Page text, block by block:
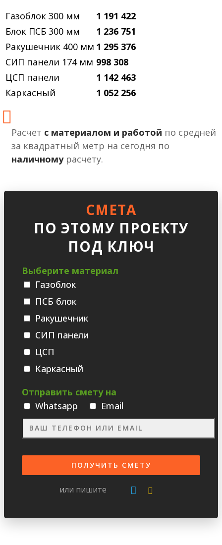
Газоблок 300 мм
1 191 422
Блок ПСБ 300 мм
1 236 751
Ракушечник 400 мм 1 295 376
СИП панели 174 мм 998 308
ЦСП панели
1 142 463
Каркасный
1 052 256
Расчет с материалом и работой по средней
за квадратный метр на сегодня по
наличномурасчету.
СМЕТА
ПО ЭТОМУ ПРОЕКТУ
ПОД КЛЮЧ
Выберите материал
Газоблок
ПСБ блок
Ракушечник
СИП панели
ЦСП
Каркасный
Отправить смету на
Whatsаpp
Email
или пишите